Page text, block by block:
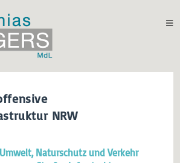
NRW
Naturschutz und Verkehr